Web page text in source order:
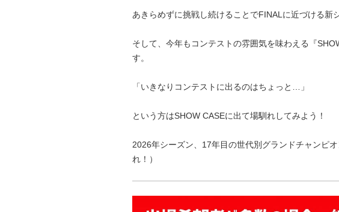
あきらめずに挑戦し続けることでFINALに近づける新
そして、今年もコンテストの雰囲気を味わえる『
す。
「いきなりコンテストに出るのはちょっと…」
という方はSHOW CASEに出て場馴れしてみよう！
2026年シーズン、17年目の世代別グランドチャンピ
れ！）